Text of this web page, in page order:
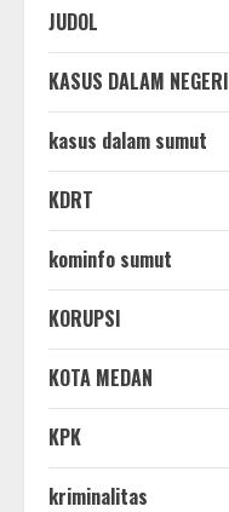
JUDOL
KASUS DALAM NEGERI
kasus dalam sumut
KDRT
kominfo sumut
KORUPSI
KOTA MEDAN
KPK
kriminalitas